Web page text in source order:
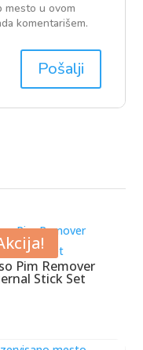
mesto u ovom
komentarišem.
Pim Remover
Stick Set